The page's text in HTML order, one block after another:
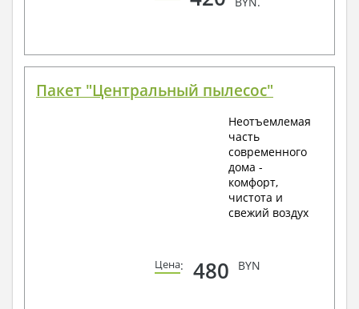
Пакет "Центральный пылесос"
Неотъемлемая
часть
современного
дома -
комфорт,
чистота и
свежий воздух
Цена: 480 BYN